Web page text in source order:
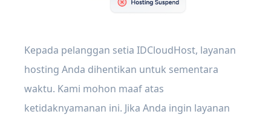
Kepada pelanggan setia IDCloudHost, layanan
hosting Anda dihentikan untuk sementara
waktu. Kami mohon maaf atas
ketidaknyamanan ini. Jika Anda ingin layanan